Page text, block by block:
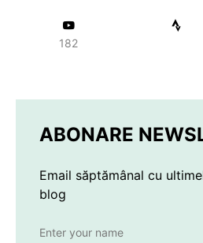
182
ABONARE
Email săptămânal cu
blog